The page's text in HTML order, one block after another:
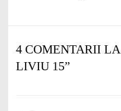
4 COMENTARII LA
LIVIU 15”